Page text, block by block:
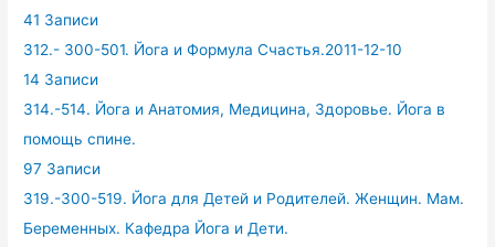
41 Записи
312.- 300-501. Йога и Формула Счастья.2011-12-10
14 Записи
314.-514. Йога и Анатомия, Медицина, Здоровье. Йога в
помощь спине.
97 Записи
319.-300-519. Йога для Детей и Родителей. Женщин. Мам.
Беременных. Кафедра Йога и Дети.